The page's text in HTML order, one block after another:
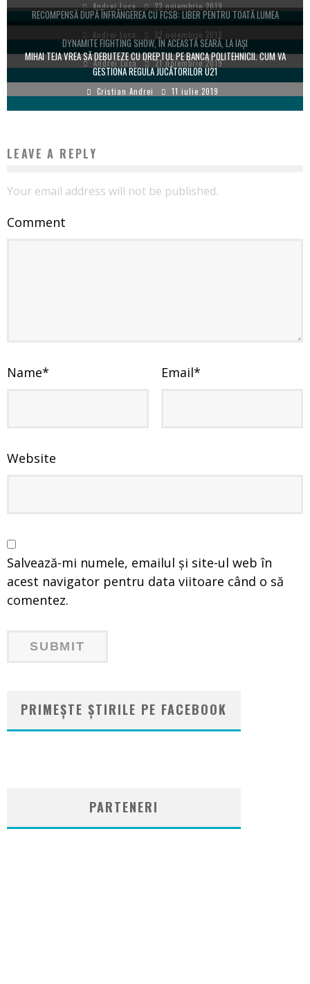
Andrei Luca 22 noiembrie 2019
RECOMPENSĂ DUPĂ ÎNFRÂNGEREA CU FCSB: LIBER PENTRU TOATĂ LUMEA
Andrei Luca 22 noiembrie 2019
DYNAMITE FIGHTING SHOW, ÎN ACEASTĂ SEARĂ, LA IAȘI
Andrei Luca 21 noiembrie 2019
MIHAI TEJA VREA SĂ DEBUTEZE CU DREPTUL PE BANCA POLITEHNICII. CUM VA
GESTIONA REGULA JUCĂTORILOR U21
Cristian Andrei 11 iulie 2019
LEAVE A REPLY
Your email address will not be published.
Comment
Name* Email*
Website
Salvează-mi numele, emailul și site-ul web în
acest navigator pentru data viitoare când o să
comentez.
PRIMEȘTE ȘTIRILE PE FACEBOOK
PARTENERI